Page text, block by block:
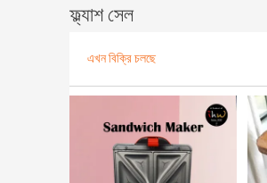
ফ্ল্যাশ সেল
এখন বিক্রি চলছে